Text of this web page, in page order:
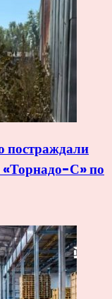
постраждали
«Торнадо-С» по